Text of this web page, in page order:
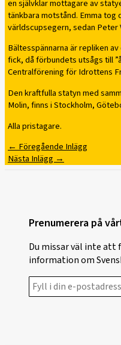
en självklar mottagare av
tänkbara motstånd. Emma
världscupsegern, sedan Peter
Bältesspännarna är repliken
fick, då förbundets utsågs till
Centralförening för Idrottens
Den kraftfulla statyn med
Molin, finns i Stockholm,
Alla pristagare.
← Föregående Inlägg
Nästa Inlägg →
Prenumerera på
Du missar väl inte att
information om